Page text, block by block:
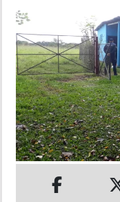
DEPORTES
MUNDO
INSÓLITAS
MULTIMEDIA
IMPRESO